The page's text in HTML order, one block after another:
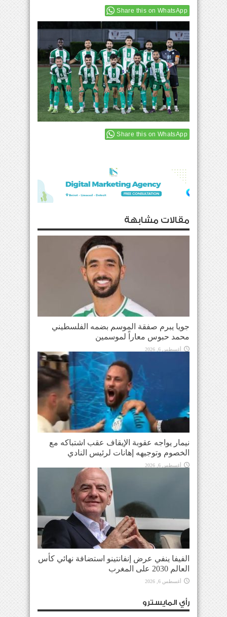
Share this on WhatsApp
Share this on WhatsApp
مقالات مشابهة
جويا يبرم صفقة الموسم بضمه الفلسطيني
محمد حبوس معاراً لموسمين
أغسطس 6, 2026
نيمار يواجه عقوبة الإيقاف عقب اشتباكه مع
الخصوم وتوجيهه إهانات لرئيس النادي
أغسطس 6, 2026
الفيفا ينفي عرض إنفانتينو استضافة نهائي كأس
العالم 2030 على المغرب
أغسطس 6, 2026
رأي المايسترو